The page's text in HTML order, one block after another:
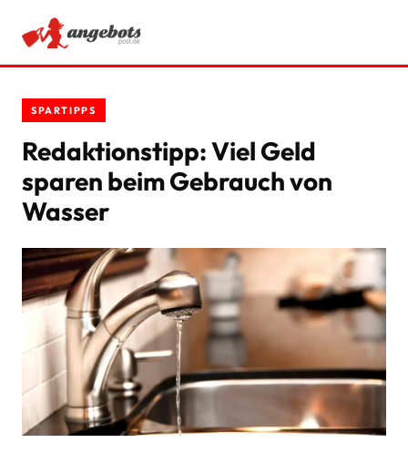
SCHNÄPPCHEN
SPARTIPPS
SPARTIPPS
Redaktionstipp: Viel Geld
sparen beim Gebrauch von
Wasser